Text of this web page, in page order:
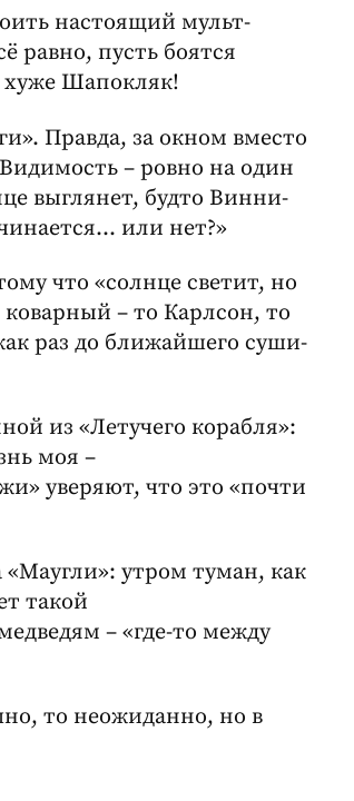
настоящий мульт-
равно, пусть боятся
хуже Шапокляк!
Правда, за окном вместо
– ровно на один
выглянет, будто Винни-
или нет?»
что «солнце светит, но
– то Карлсон, то
раз до ближайшего суши-
из «Летучего корабля»:
моя –
уверяют, что это «почти
утром туман, как
такой
– «где-то между
то неожиданно, но в